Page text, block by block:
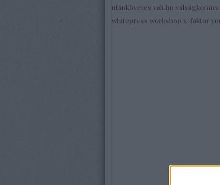
utánkövetés vali.hu
whitepress workshop x-faktor